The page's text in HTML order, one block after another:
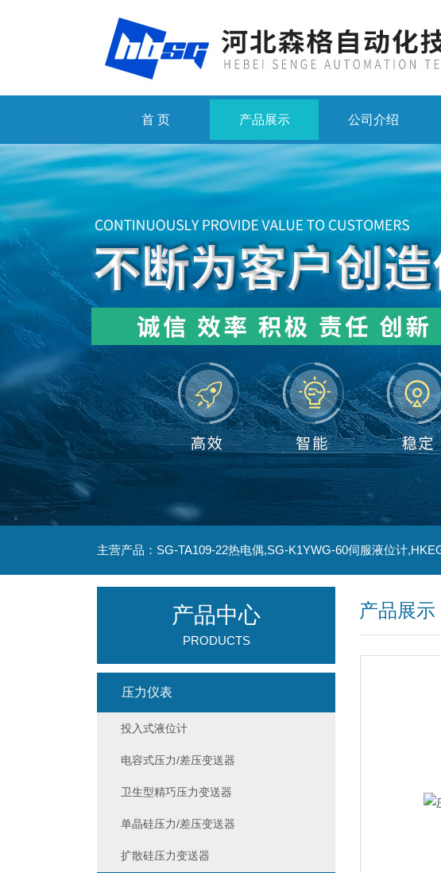
首 页 产品展示 公司介绍
产品展示
产品中心
PRODUCTS
压力仪表
投入式液位计
电容式压力/差压变送器
卫生型精巧压力变送器
单晶硅压力/差压变送器
扩散硅压力变送器